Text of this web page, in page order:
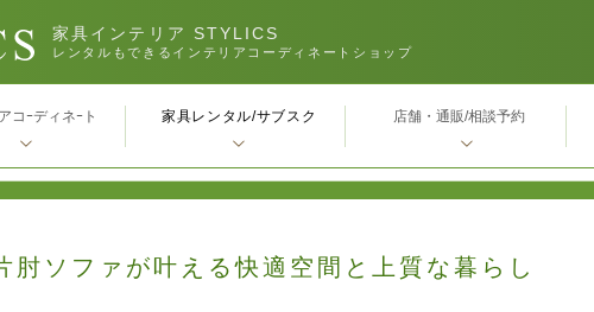
家具インテリア STYLICS
レンタルもできるインテリアコーディネートショップ
ソファが叶える快適空間と上質な暮らし
コｰディネｰト 家具レンタル/サブスク 店舗・通販/相談予約